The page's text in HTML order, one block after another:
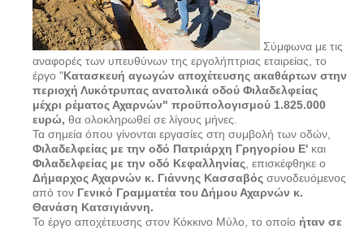
Σύμφωνα με τις
αναφορές των υπευθύνων της εργολήπτριας εταιρείας, το
έργο "Κατασκευή αγωγών αποχέτευσης ακαθάρτων στην
περιοχή Λυκότρυπας ανατολικά οδού Φιλαδελφείας
μέχρι ρέματος Αχαρνών" προϋπολογισμού 1.825.000
ευρώ, θα ολοκληρωθεί σε λίγους μήνες.
Τα σημεία όπου γίνονται εργασίες στη συμβολή των οδών,
Φιλαδελφείας με την οδό Πατριάρχη Γρηγορίου Ε' και
Φιλαδελφείας με την οδό Κεφαλληνίας , επισκέφθηκε ο
Δήμαρχος Αχαρνών κ. Γιάννης Κασσαβός συνοδευόμενος
από τον Γενικό Γραμματέα του Δήμου Αχαρνών κ.
Θανάση Κατσιγιάννη.
Το έργο αποχέτευσης στον Κόκκινο Μύλο, το οποίο ήταν σε